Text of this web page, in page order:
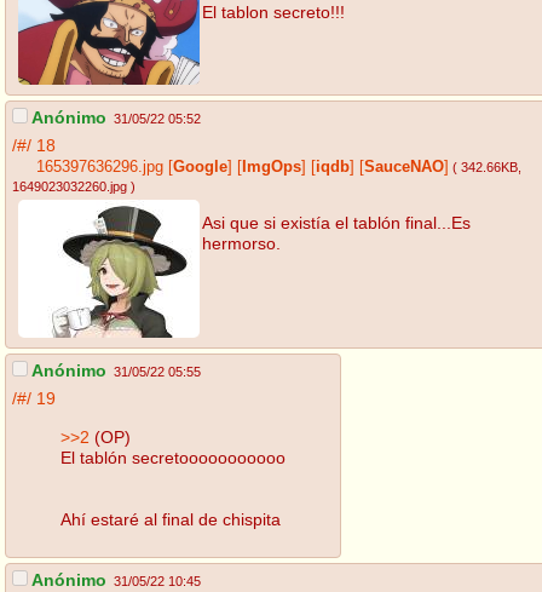
El tablon secreto!!!
Anónimo 31/05/22 05:52
/#/ 18
165397636296.jpg Google ImgOps iqdb SauceNAO ( 342.66KB
1649023032260.jpg )
Asi que si existía el tablón final...Es
hermorso.
Anónimo 31/05/22 05:55
/#/ 19
>>2 (OP)
El tablón secretooooooooooo
Ahí estaré al final de chispita
Anónimo 31/05/22 10:45